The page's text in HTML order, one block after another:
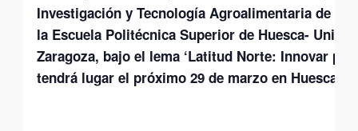
Investigación y Tecnología Agroalimentaria de
la Escuela Politécnica Superior de Huesca-
Zaragoza, bajo el lema ‘Latitud Norte: Innovar
tendrá lugar el próximo 29 de marzo en Huesca.